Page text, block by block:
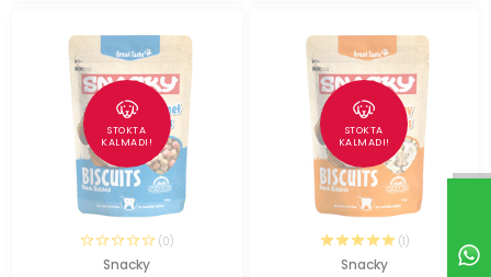
STOKTA
KALMADI!
(0)
Snacky
STOKTA
KALMADI!
(1)
Snacky